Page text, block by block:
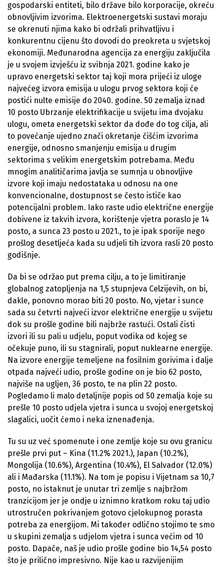
gospodarski entiteti, bilo države bilo korporacije, okreću
obnovljivim izvorima. Elektroenergetski sustavi moraju
se okrenuti njima kako bi održali prihvatljivu i
konkurentnu cijenu što dovodi do preokreta u svjetskoj
ekonomiji. Međunarodna agencija za energiju zaključila
je u svojem izvješću iz svibnja 2021. godine kako je
upravo energetski sektor taj koji mora prijeći iz uloge
najvećeg izvora emisija u ulogu prvog sektora koji će
postići nulte emisije do 2040. godine. 50 zemalja iznad
10 posto Ubrzanje elektrifikacije u svijetu ima dvojaku
ulogu, ometa energetski sektor da dođe do tog cilja, ali
to povećanje ujedno znači okretanje čišćim izvorima
energije, odnosno smanjenju emisija u drugim
sektorima s velikim energetskim potrebama. Među
mnogim analitičarima javlja se sumnja u obnovljive
izvore koji imaju nedostataka u odnosu na one
konvencionalne, dostupnost se često ističe kao
potencijalni problem. Iako raste udio električne energije
dobivene iz takvih izvora, korištenje vjetra poraslo je 14
posto, a sunca 23 posto u 2021., to je ipak sporije nego
prošlog desetljeća kada su udjeli tih izvora rasli 20 posto
godišnje.
Da bi se održao put prema cilju, a to je limitiranje
globalnog zatopljenja na 1,5 stupnjeva Celzijevih, on bi,
dakle, ponovno morao biti 20 posto. No, vjetar i sunce
sada su četvrti najveći izvor električne energije u svijetu
dok su prošle godine bili najbrže rastući. Ostali čisti
izvori ili su pali u udjelu, poput vodika od kojeg se
očekuje puno, ili su stagnirali, poput nuklearne energije.
Na izvore energije temeljene na fosilnim gorivima i dalje
otpada najveći udio, prošle godine on je bio 62 posto,
najviše na ugljen, 36 posto, te na plin 22 posto.
Pogledamo li malo detaljnije popis od 50 zemalja koje su
prešle 10 posto udjela vjetra i sunca u svojoj energetskoj
slagalici, uočit ćemo i neka iznenađenja.
Tu su uz već spomenute i one zemlje koje su ovu granicu
prešle prvi put – Kina (11.2% 2021.), Japan (10.2%),
Mongolija (10.6%), Argentina (10.4%), El Salvador (12.0%)
ali i Mađarska (11.1%). Na tom je popisu i Vijetnam sa 10,7
posto, no istaknut je unutar tri zemlje s najbržom
tranzicijom jer je ondje u iznimno kratkom roku taj udio
utrostručen pokrivanjem gotovo cjelokupnog porasta
potreba za energijom. Mi također odlično stojimo te smo
u skupini zemalja s udjelom vjetra i sunca većim od 10
posto. Dapače, naš je udio prošle godine bio 14,54 posto
što je prilično impresivno. Nije kao u razvijenijim